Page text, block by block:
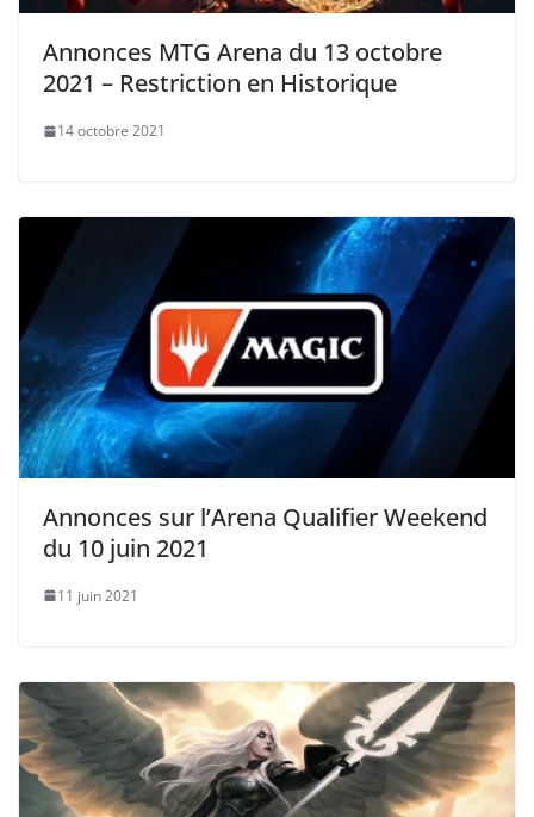
Annonces MTG Arena du 13 octobre
2021 – Restriction en Historique
14 octobre 2021
Annonces sur l’Arena Qualifier Weekend
du 10 juin 2021
11 juin 2021